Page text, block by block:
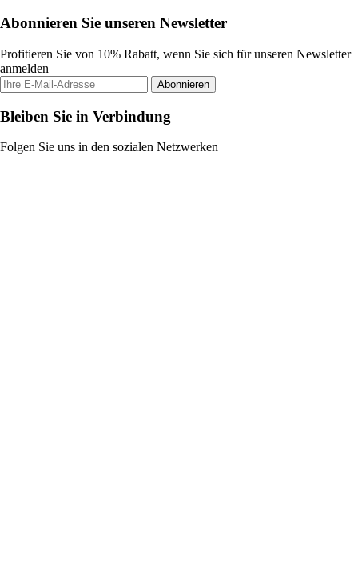
Abonnieren Sie unseren Newsletter
Profitieren Sie von 10% Rabatt, wenn Sie sich für unseren Newsletter
anmelden
Abonnieren
Bleiben Sie in Verbindung
Folgen Sie uns in den sozialen Netzwerken